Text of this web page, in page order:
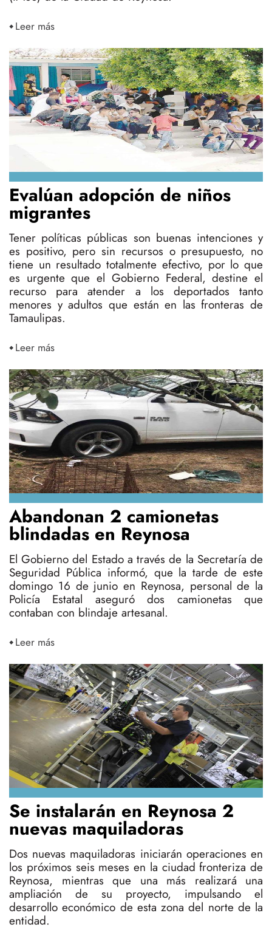
Leer más
Evalúan adopción de niños
migrantes
Tener políticas públicas son buenas intenciones y
es positivo, pero sin recursos o presupuesto, no
tiene un resultado totalmente efectivo, por lo que
es urgente que el Gobierno Federal, destine el
recurso para atender a los deportados tanto
menores y adultos que están en las fronteras de
Tamaulipas.
Leer más
Abandonan 2 camionetas
blindadas en Reynosa
El Gobierno del Estado a través de la Secretaría de
Seguridad Pública informó, que la tarde de este
domingo 16 de junio en Reynosa, personal de la
Policía Estatal aseguró dos camionetas que
contaban con blindaje artesanal.
Leer más
Se instalarán en Reynosa 2
nuevas maquiladoras
Dos nuevas maquiladoras iniciarán operaciones en
los próximos seis meses en la ciudad fronteriza de
Reynosa, mientras que una más realizará una
ampliación de su proyecto, impulsando el
desarrollo económico de esta zona del norte de la
entidad.